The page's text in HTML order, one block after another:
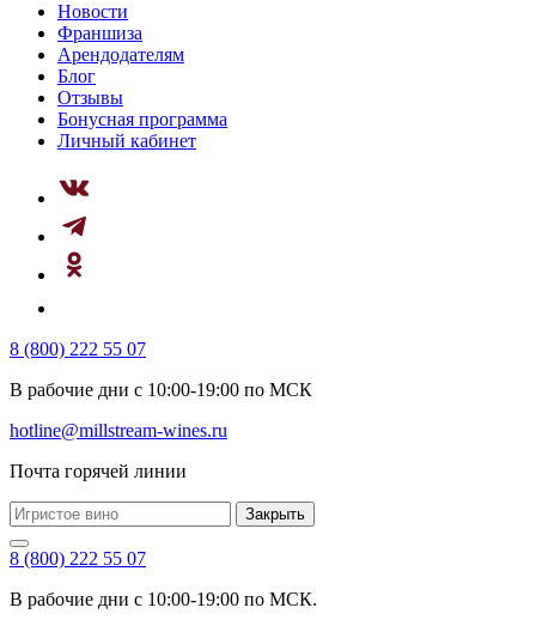
Новости
Франшиза
Арендодателям
Блог
Отзывы
Бонусная программа
Личный кабинет
8 (800) 222 55 07
В рабочие дни с 10:00-19:00 по МСК
hotline@millstream-wines.ru
Почта горячей линии
Закрыть
8 (800) 222 55 07
В рабочие дни с 10:00-19:00 по МСК.